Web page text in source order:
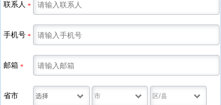
联系人 *
手机号 *
邮箱 *
省市